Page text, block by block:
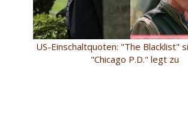
US-Einschaltquoten: "The Blacklist"
"Chicago P.D." legt zu